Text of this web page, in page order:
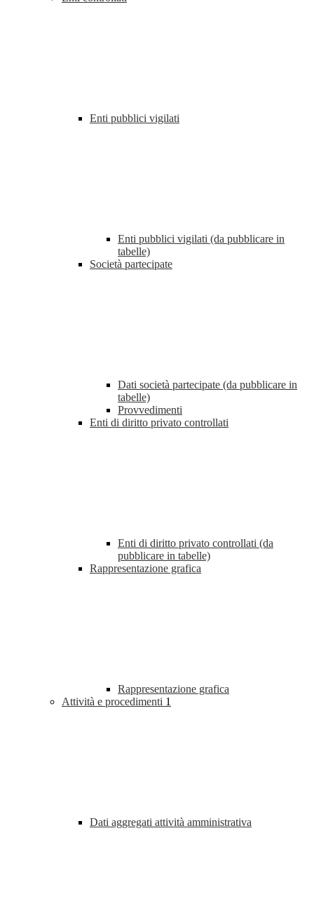
Enti pubblici vigilati
Enti pubblici vigilati (da pubblicare in
tabelle)
Società partecipate
Dati società partecipate (da pubblicare in
tabelle)
Provvedimenti
Enti di diritto privato controllati
Enti di diritto privato controllati (da
pubblicare in tabelle)
Rappresentazione grafica
Rappresentazione grafica
Attività e procedimenti 1
Dati aggregati attività amministrativa